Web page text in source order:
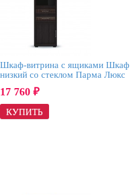
Шкаф-витрина с ящиками Шкаф
низкий со стеклом Парма Люкс
17 760 ₽